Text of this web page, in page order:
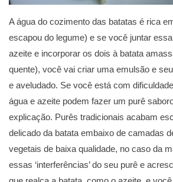
A água do cozimento das batatas é rica
escapou do legume) e se você juntar
azeite e incorporar os dois à batata
quente), você vai criar uma emulsão e
e aveludado. Se você está com
água e azeite podem fazer um purê
explicação. Purês tradicionais acabam
delicado da batata embaixo de camadas
vegetais de baixa qualidade, no caso da
essas ‘interferências’ do seu purê e